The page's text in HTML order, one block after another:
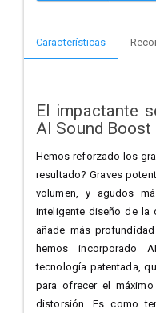
Características
El impactante
AI Sound Boost
Hemos reforzado los
resultado? Graves
volumen, y agudos
inteligente diseño de la
añade más
hemos incorporado
tecnología patentada,
para ofrecer el
distorsión. Es como